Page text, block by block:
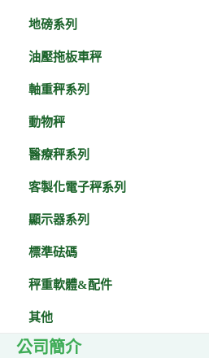
地磅系列
油壓拖板車秤
軸重秤系列
動物秤
醫療秤系列
客製化電子秤系列
顯示器系列
標準砝碼
秤重軟體&配件
其他
公司簡介